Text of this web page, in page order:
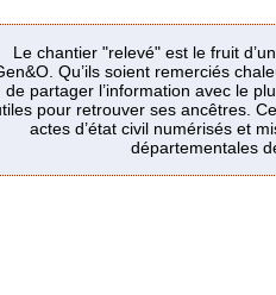
Le chantier "relevé" est le fruit
Qu’ils soient remerciés
de partager l’information avec le
pour retrouver ses ancêtres.
actes d’état civil numérisés et
départementales